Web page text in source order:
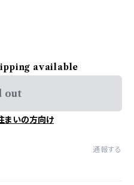
available
out
まいの方向け
通報する